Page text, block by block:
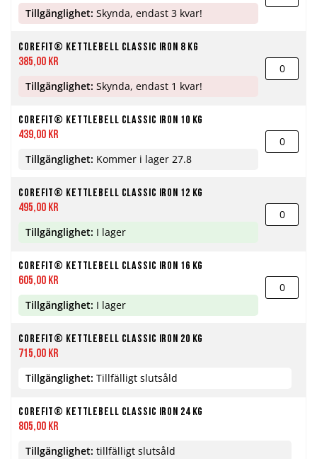
Tillgänglighet: Skynda, endast 3 kvar!
Corefit® Kettlebell Classic Iron 8 kg
385,00 kr
Tillgänglighet: Skynda, endast 1 kvar!
Corefit® Kettlebell Classic Iron 10 kg
439,00 kr
Tillgänglighet: Kommer i lager 27.8
Corefit® Kettlebell Classic Iron 12 kg
495,00 kr
Tillgänglighet: I lager
Corefit® Kettlebell Classic Iron 16 kg
605,00 kr
Tillgänglighet: I lager
Corefit® Kettlebell Classic Iron 20 kg
715,00 kr
Tillgänglighet: Tillfälligt slutsåld
Corefit® Kettlebell Classic Iron 24 kg
805,00 kr
Tillgänglighet: tillfälligt slutsåld